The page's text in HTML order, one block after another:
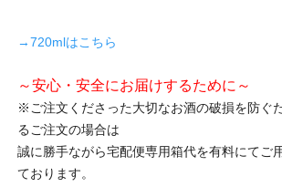
→720mlはこちら
～安心・安全にお届けするために～
※ご注文くださった大切なお酒の破損を防ぐ
るご注文の場合は
誠に勝手ながら宅配便専用箱代を有料にてご
ております。